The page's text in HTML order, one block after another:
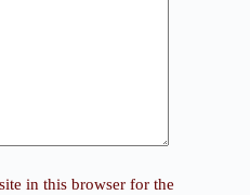
in this browser for the